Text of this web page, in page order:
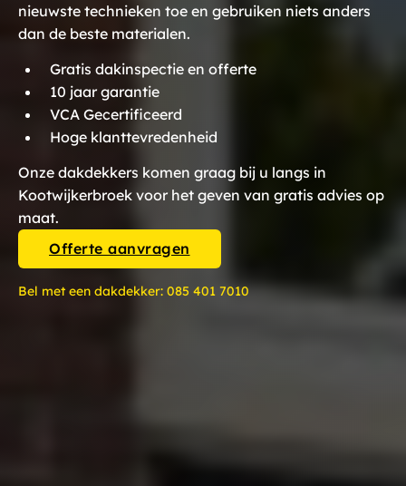
nieuwste technieken toe en gebruiken niets anders
dan de beste materialen.
Gratis dakinspectie en offerte
10 jaar garantie
VCA Gecertificeerd
Hoge klanttevredenheid
Onze dakdekkers komen graag bij u langs in
Kootwijkerbroek voor het geven van gratis advies op
maat.
Offerte aanvragen
Bel met een dakdekker: 085 401 7010